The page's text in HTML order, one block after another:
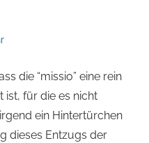
die “missio” eine rein
ist, für die es nicht
ein Hintertürchen
dieses Entzugs der